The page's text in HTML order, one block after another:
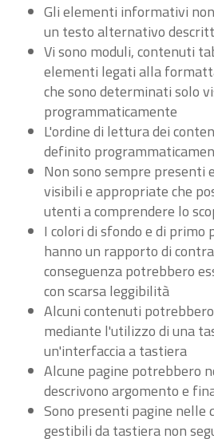
Gli elementi informativi
un testo alternativo
Vi sono moduli, contenuti
elementi legati alla
che sono determinati solo
programmaticamente
L'ordine di lettura dei
definito
Non sono sempre presenti
visibili e appropriate che
utenti a comprendere lo
I colori di sfondo e di primo
hanno un rapporto di
conseguenza potrebbero
con scarsa leggibilità
Alcuni contenuti
mediante l'utilizzo di una
un'interfaccia a tastiera
Alcune pagine potrebbero
descrivono argomento e
Sono presenti pagine nelle
gestibili da tastiera non